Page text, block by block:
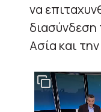
να
Ασία και